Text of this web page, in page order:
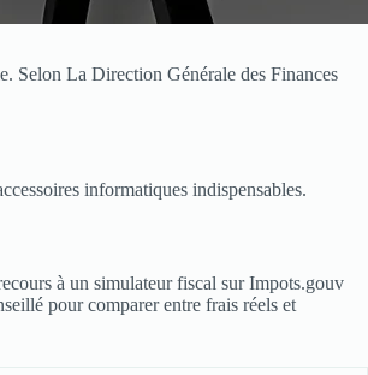
Selon La Direction Générale des Finances
informatiques indispensables.
à un simulateur fiscal sur Impots.gouv
pour comparer entre frais réels et